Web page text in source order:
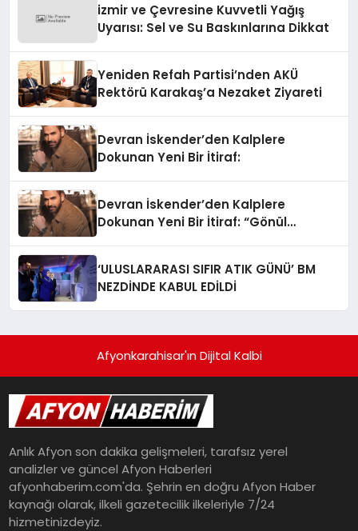
izmir ve Çevresine Kuvvetli Yağış
Uyarısı: Sel ve Su Baskınlarına Dikkat
Yeniden Refah Partisi’nden AKÜ
Rektörü Karakaş’a Nezaket Ziyareti
Devran İskender’den Kalplere
Dokunan Yeni Bir İtiraf:
Devran İskender’den Kalplere
Dokunan Yeni Bir İtiraf: “Gönül
‘ULUSLARARASI SIFIR ATIK GÜNÜ’ BM
NEZDİNDE KABUL EDİLDİ
Afyonkarahisar'ın Dijital Kalbi
Anlık Afyon son dakika gelişmeleri, tarafsız yerel
analizler ve güncel Afyon Haberleri
afyonhaberim.com'da. Şehrin en doğru Afyon Haber
kaynağı olarak, ilkeli gazetecilik ilkeleriyle 7/24
hizmetinizdeyiz.